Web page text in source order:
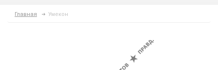
Главная Умекон